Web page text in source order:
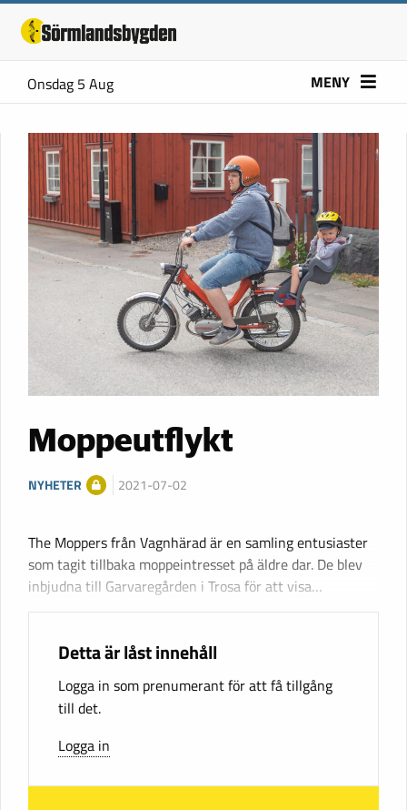
Onsdag 5 Aug MENY
Moppeutflykt
NYHETER 2021-07-02
The Moppers från Vagnhärad är en samling entusiaster
som tagit tillbaka moppeintresset på äldre dar. De blev
inbjudna till Garvaregården i Trosa för att visa…
Detta är låst innehåll
Logga in som prenumerant för att få tillgång
till det.
Logga in